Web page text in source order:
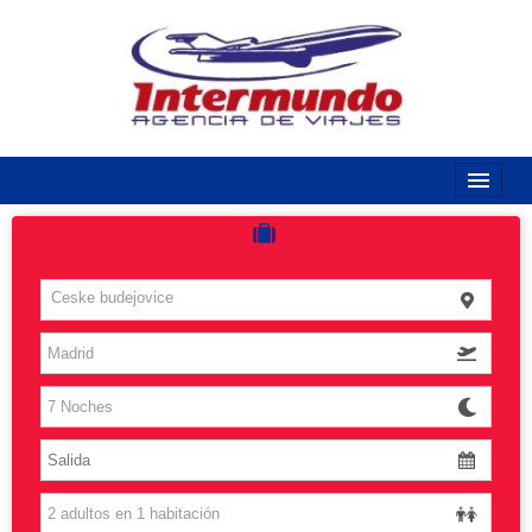
Costas
Vuelos
Islas
Caribe
Grandes Viajes
Ceske budejovice